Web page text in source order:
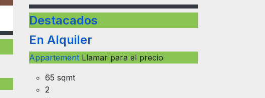
En Alquiler
AppartementLlamar para el precio
65 sqmt
2
Parking in garage